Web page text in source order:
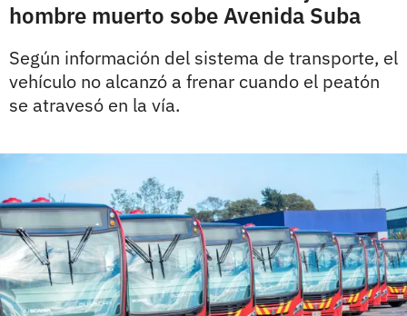
hombre muerto sobe Avenida Suba
Según información del sistema de transporte, el
vehículo no alcanzó a frenar cuando el peatón
se atravesó en la vía.